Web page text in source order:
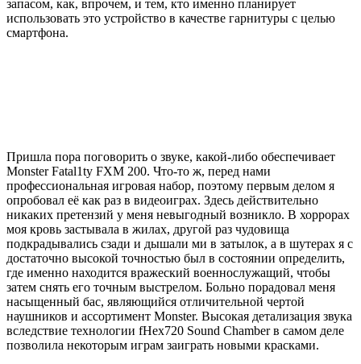
запасом, как, впрочем, и тем, кто именно планирует
использовать это устройство в качестве гарнитуры с целью
смартфона.
Пришла пора поговорить о звуке, какой-либо обеспечивает
Monster Fatal1ty FXM 200. Что-то ж, перед нами
профессиональная игровая набор, поэтому первым делом я
опробовал её как раз в видеоиграх. Здесь действительно
никаких претензий у меня невыгодный возникло. В хоррорах
моя кровь застывала в жилах, другой раз чудовища
подкрадывались сзади и дышали ми в затылок, а в шутерах я с
достаточно высокой точностью был в состоянии определить,
где именно находится вражеский военнослужащий, чтобы
затем снять его точным выстрелом. Больно порадовал меня
насыщенный бас, являющийся отличительной чертой
наушников и ассортимент Monster. Высокая детализация звука
вследствие технологии fHex720 Sound Chamber в самом деле
позволила некоторым играм заиграть новыми красками.